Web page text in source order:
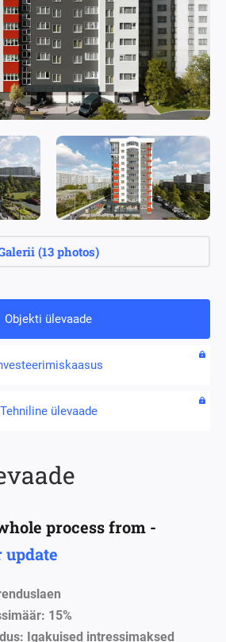
(13 photos)
Objekti ülevaade
Tehniline ülevaade
process from -
update
15%
: Igakuised intressimaksed